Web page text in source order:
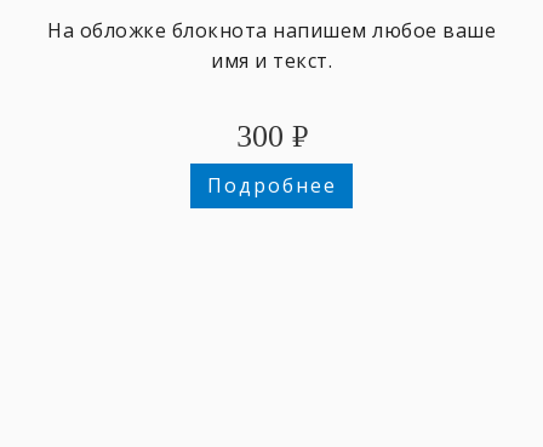
На обложке блокнота напишем любое ваше
имя и текст.
300 ₽
Подробнее